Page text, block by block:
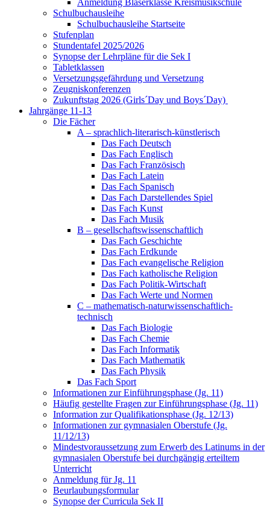
Anmeldung Bläserklasse Kreismusikschule
Schulbuchausleihe
Schulbuchausleihe Startseite
Stufenplan
Stundentafel 2025/2026
Synopse der Lehrpläne für die Sek I
Tabletklassen
Versetzungsgefährdung und Versetzung
Zeugniskonferenzen
Zukunftstag 2026 (Girls´Day und Boys´Day)
Jahrgänge 11-13
Die Fächer
A – sprachlich-literarisch-künstlerisch
Das Fach Deutsch
Das Fach Englisch
Das Fach Französisch
Das Fach Latein
Das Fach Spanisch
Das Fach Darstellendes Spiel
Das Fach Kunst
Das Fach Musik
B – gesellschaftswissenschaftlich
Das Fach Geschichte
Das Fach Erdkunde
Das Fach evangelische Religion
Das Fach katholische Religion
Das Fach Politik-Wirtschaft
Das Fach Werte und Normen
C – mathematisch-naturwissenschaftlich-
technisch
Das Fach Biologie
Das Fach Chemie
Das Fach Informatik
Das Fach Mathematik
Das Fach Physik
Das Fach Sport
Informationen zur Einführungsphase (Jg. 11)
Häufig gestellte Fragen zur Einführungsphase (Jg. 11)
Information zur Qualifikationsphase (Jg. 12/13)
Informationen zur gymnasialen Oberstufe (Jg.
11/12/13)
Mindestvoraussetzung zum Erwerb des Latinums in der
gymnasialen Oberstufe bei durchgängig erteiltem
Unterricht
Anmeldung für Jg. 11
Beurlaubungsformular
Synopse der Curricula Sek II